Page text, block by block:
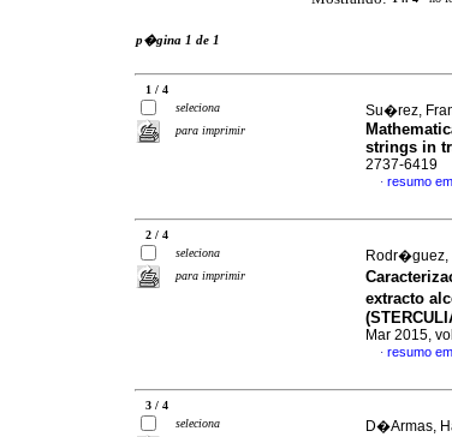
p�gina 1 de 1
1 / 4
seleciona
para imprimir
Su�rez,
strings in
2737-6419
· resumo
2 / 4
seleciona
para imprimir
Rodr�guez,
extracto
Mar 2015,
· resumo
3 / 4
seleciona
D�Armas,